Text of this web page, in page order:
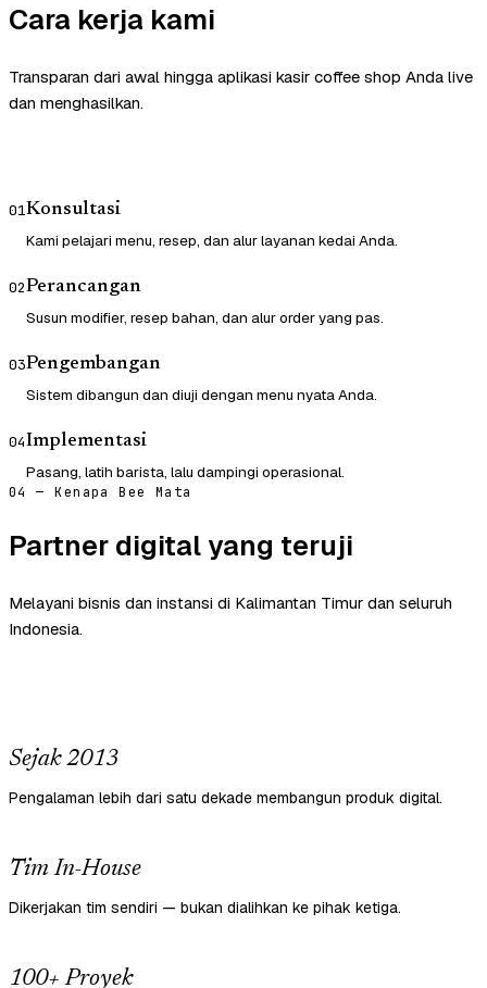
Cara kerja kami
Transparan dari awal hingga aplikasi kasir coffee shop Anda live
dan menghasilkan.
01Konsultasi
Kami pelajari menu, resep, dan alur layanan kedai Anda.
02Perancangan
Susun modifier, resep bahan, dan alur order yang pas.
03Pengembangan
Sistem dibangun dan diuji dengan menu nyata Anda.
04Implementasi
Pasang, latih barista, lalu dampingi operasional.
04 — Kenapa Bee Mata
Partner digital yang teruji
Melayani bisnis dan instansi di Kalimantan Timur dan seluruh
Indonesia.
Sejak 2013
Pengalaman lebih dari satu dekade membangun produk digital.
Tim In-House
Dikerjakan tim sendiri — bukan dialihkan ke pihak ketiga.
100+ Proyek